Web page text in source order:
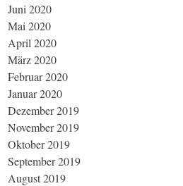
Juni 2020
Mai 2020
April 2020
März 2020
Februar 2020
Januar 2020
Dezember 2019
November 2019
Oktober 2019
September 2019
August 2019